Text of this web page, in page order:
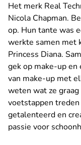
Het merk Real
Nicola Chapman.
op. Hun tante was
werkte samen met
Princess Diana.
gek op make-up
van make-up met
weten wat ze
voetstappen
getalenteerd en
passie voor